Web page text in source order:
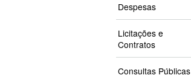
Despesas
Licitações e
Contratos
Consultas Públicas